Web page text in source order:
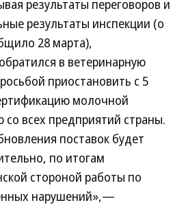
результаты переговоров и
результаты инспекции (о
28 марта),
в ветеринарную
приостановить с 5
молочной
со всех предприятий страны.
поставок будет
по итогам
стороной работы по
нарушений»,—